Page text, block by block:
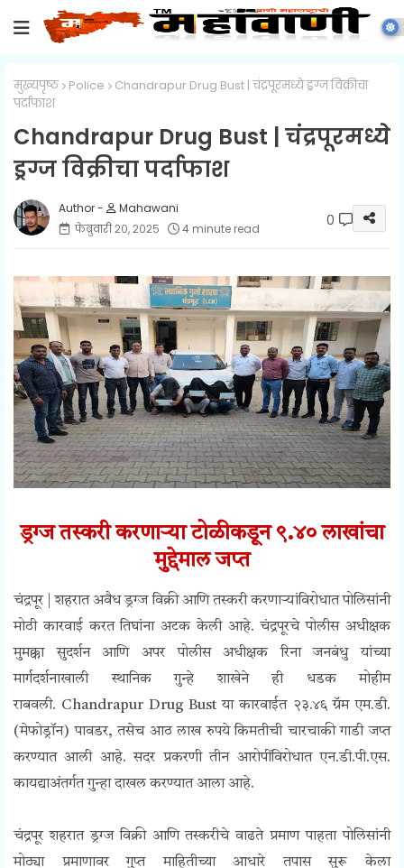
मुख्यपृष्ठ Police
Chandrapur Drug Bust | चंद्रपूरमध्ये ड्रग्ज विक्रीचा
पर्दाफाश
Chandrapur Drug Bust | चंद्रपूरमध्ये
ड्रग्ज विक्रीचा पर्दाफाश
Mahawani
फेब्रुवारी २०, २०२५
4 minute read 0
ड्रग्ज तस्करी करणाऱ्या टोळीकडून ९.४० लाखांचा
मुद्देमाल जप्त
चंद्रपूर | शहरात अवैध ड्रग्ज विक्री आणि तस्करी करणाऱ्यांविरोधात पोलिसांनी
मोठी कारवाई करत तिघांना अटक केली आहे. चंद्रपूरचे पोलीस अधीक्षक
मुमक्का सुदर्शन आणि अपर पोलीस अधीक्षक रिना जनबंधु यांच्या
मार्गदर्शनाखाली स्थानिक गुन्हे शाखेने ही धडक मोहीम
राबवली. Chandrapur Drug Bustया कारवाईत २३.४६ ग्रॅम एम.डी.
(मेफोड्रॉन) पावडर, तसेच आठ लाख रुपये किमतीची चारचाकी गाडी जप्त
करण्यात आली आहे. सदर प्रकरणी तीन आरोपींविरोधात एन.डी.पी.एस.
कायद्याअंतर्गत गुन्हा दाखल करण्यात आला आहे.
चंद्रपूर शहरात ड्रग्ज विक्री आणि तस्करीचे वाढते प्रमाण पाहता पोलिसांनी
मोठ्या प्रमाणावर गुप्त माहितीच्या आधारे तपास सुरू केला